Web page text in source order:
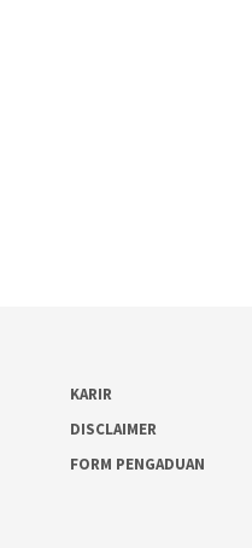
KARIR
DISCLAIMER
FORM PENGADUAN